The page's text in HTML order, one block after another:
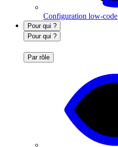
Configuration low-code
Pour qui ?
Pour qui ?
Par rôle